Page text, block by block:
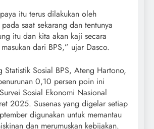
itu terus dilakukan oleh
saat sekarang dan tentunya
itu dan kita akan kaji secara
dari BPS,” ujar Dasco.
Statistik Sosial BPS, Ateng Hartono,
0,10 persen poin ini
Sosial Ekonomi Nasional
2025. Susenas yang digelar setiap
digunakan untuk memantau
dan merumuskan kebijakan.